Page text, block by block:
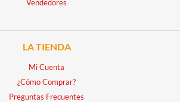
Vendedores
LA TIENDA
Mi Cuenta
¿Cómo Comprar?
Preguntas Frecuentes